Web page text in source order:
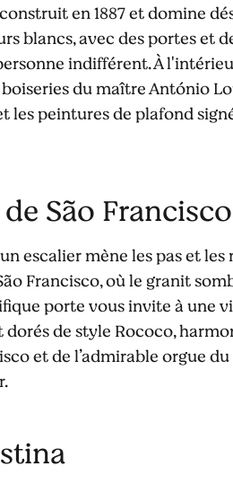
en 1887 et domine
blancs, avec des portes et
indifférent. À
du maître António
peintures de plafond
São Francisco
escalier mène les pas et
Francisco, où le granit
porte vous invite à une
de style Rococo,
et de l’admirable orgue